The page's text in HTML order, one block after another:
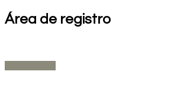
Área de registro